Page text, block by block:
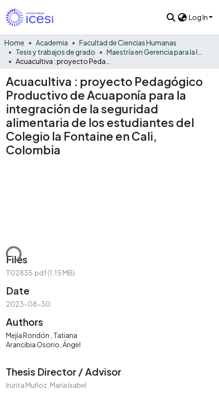
Log In
Home Academia
Facultad de Ciencias Humanas
Tesis y trabajos de grado
Acuacultiva : proyecto Pedagógico
Productivo de Acuaponía para la
integración de la seguridad
alimentaria de los estudiantes del
Colegio la Fontaine en Cali,
Colombia
Files
T02835.pdf(1.15 MB)
Date
2023-08-30
Authors
Mejía Rondón , Tatiana
Arancibia Osorio, Ángel
Thesis Director / Advisor
Irurita Muñoz, María Isabel